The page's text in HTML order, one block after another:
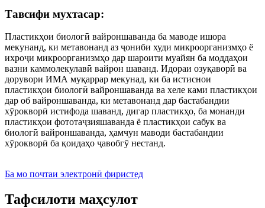
Тавсифи мухтасар:
Пластикҳои биологӣ вайроншаванда ба маводе ишора
мекунанд, ки метавонанд аз ҷониби худи микроорганизмҳо ё
ихроҷи микроорганизмҳо дар шароити муайян ба моддаҳои
вазни каммолекулавӣ вайрон шаванд. Идораи озуқаворӣ ва
дорувори ИМА муқаррар мекунад, ки ба истиснои
пластикҳои биологӣ вайроншаванда ва хеле ками пластикҳои
дар об вайроншаванда, ки метавонанд дар бастабандии
хӯрокворӣ истифода шаванд, дигар пластикҳо, ба монанди
пластикҳои фототаҷзияшаванда ё пластикҳои сабук ва
биологӣ вайроншаванда, ҳамчун маводи бастабандии
хӯрокворӣ ба қоидаҳо ҷавобгӯ нестанд.
Ба мо почтаи электронӣ фиристед
Тафсилоти маҳсулот